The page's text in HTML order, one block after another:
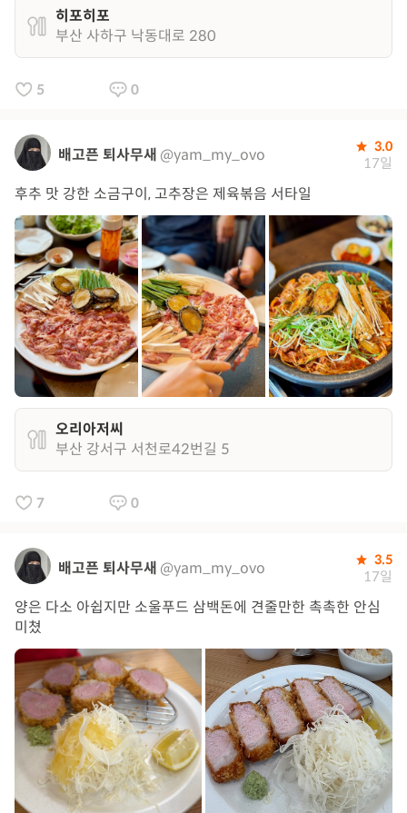
히포히포
부산 사하구 낙동대로 280
5 0
배고픈 퇴사무새 @yam_my_ovo 3.0
17일
후추 맛 강한 소금구이, 고추장은 제육볶음 서타일
오리아저씨
부산 강서구 서천로42번길 5
7 0
배고픈 퇴사무새 @yam_my_ovo 3.5
17일
양은 다소 아쉽지만 소울푸드 삼백돈에 견줄만한 촉촉한 안심
미쳤